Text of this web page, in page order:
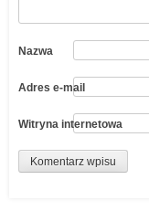
Nazwa
Adres e-mail
Witryna internetowa